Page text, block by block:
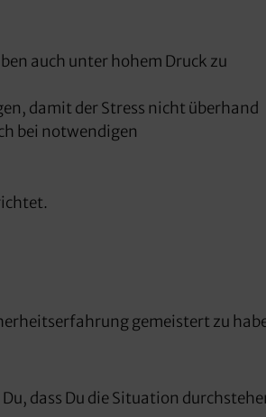
auch unter hohem Druck zu
damit der Stress nicht überhand
bei notwendigen
gemeistert zu
dass Du die Situation